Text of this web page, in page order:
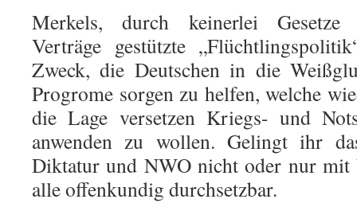
Merkels, durch keinerlei Gesetze
Verträge gestützte
Zweck, die Deutschen in die
Progrome sorgen zu helfen, welche
die Lage versetzen Kriegs- und
anwenden zu wollen. Gelingt ihr
Diktatur und NWO nicht oder nur
alle offenkundig durchsetzbar.